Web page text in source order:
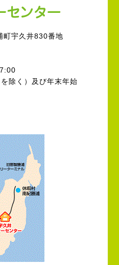
町宇久井830番地
除く）及び年末年始